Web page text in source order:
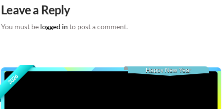
Leave a Reply
You must be logged in to post a comment.
2026
Happy New Year